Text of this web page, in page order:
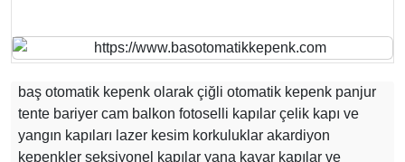
baş otomatik kepenk olarak çiğli otomatik kepenk panjur
tente bariyer cam balkon fotoselli kapılar çelik kapı ve
yangın kapıları lazer kesim korkuluklar akardiyon
kepenkler seksiyonel kapılar yana kayar kapılar ve